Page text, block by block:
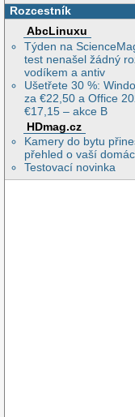
Rozcestník
AbcLinuxu
Týden na
test nenašel žádný
vodíkem a antiv
Ušetřete 30 %:
za €22,50 a Office
€17,15 – akce B
HDmag.cz
Kamery do bytu
přehled o vaší
Testovací novinka